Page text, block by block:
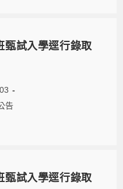
甄試入學逕行錄取
告
甄試入學逕行錄取